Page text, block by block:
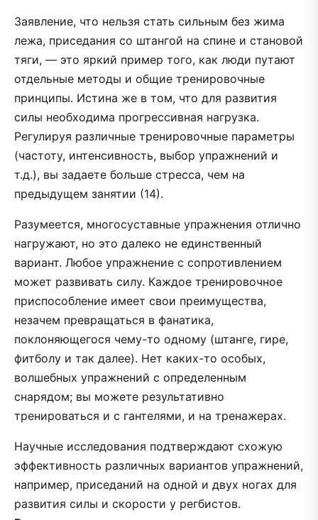
Заявление, что нельзя стать сильным без жима
лежа, приседания со штангой на спине и становой
тяги, — это яркий пример того, как люди путают
отдельные методы и общие тренировочные
принципы. Истина же в том, что для развития
силы необходима прогрессивная нагрузка.
Регулируя различные тренировочные параметры
(частоту, интенсивность, выбор упражнений и
т.д.), вы задаете больше стресса, чем на
предыдущем занятии (14).
Разумеется, многосуставные упражнения отлично
нагружают, но это далеко не единственный
вариант. Любое упражнение с сопротивлением
может развивать силу. Каждое тренировочное
приспособление имеет свои преимущества,
незачем превращаться в фанатика,
поклоняющегося чему-то одному (штанге, гире,
фитболу и так далее). Нет каких-то особых,
волшебных упражнений с определенным
снарядом; вы можете результативно
тренироваться и с гантелями, и на тренажерах.
Научные исследования подтверждают схожую
эффективность различных вариантов упражнений,
например, приседаний на одной и двух ногах для
развития силы и скорости у регбистов.